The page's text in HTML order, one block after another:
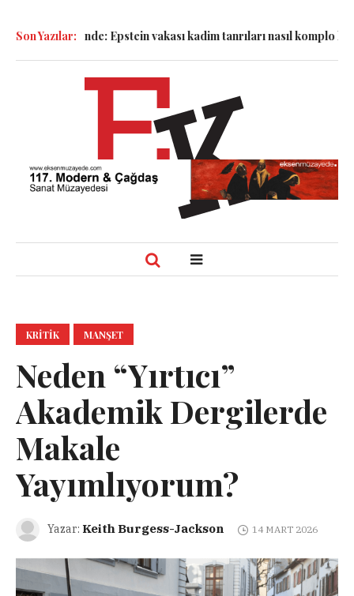
Son Yazılar:Epstein vakası kadim tanrıları nasıl komplo kanıtına
KRITIK MANŞET
Neden “Yırtıcı”
Akademik Dergilerde
Makale
Yayımlıyorum?
Yazar: Keith Burgess-Jackson 14 MART 2026